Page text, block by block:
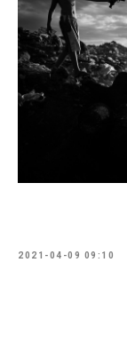
2021-04-09 09:10